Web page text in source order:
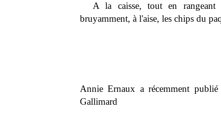
A la caisse, tout en rangeant
bruyamment, à l'aise, les chips du
Annie Ernaux a récemment
Gallimard